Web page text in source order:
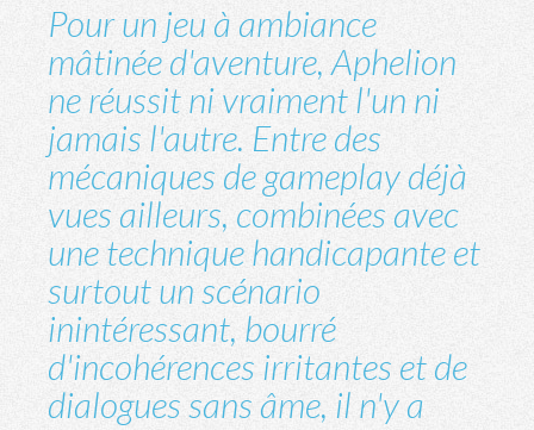
Pour un jeu à ambiance
mâtinée d'aventure, Aphelion
ne réussit ni vraiment l'un ni
jamais l'autre. Entre des
mécaniques de gameplay déjà
vues ailleurs, combinées avec
une technique handicapante et
surtout un scénario
inintéressant, bourré
d'incohérences irritantes et de
dialogues sans âme, il n'y a